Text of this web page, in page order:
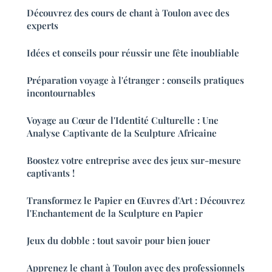
Découvrez des cours de chant à Toulon avec des
experts
Idées et conseils pour réussir une fête inoubliable
Préparation voyage à l'étranger : conseils pratiques
incontournables
Voyage au Cœur de l'Identité Culturelle : Une
Analyse Captivante de la Sculpture Africaine
Boostez votre entreprise avec des jeux sur-mesure
captivants !
Transformez le Papier en Œuvres d'Art : Découvrez
l'Enchantement de la Sculpture en Papier
Jeux du dobble : tout savoir pour bien jouer
Apprenez le chant à Toulon avec des professionnels